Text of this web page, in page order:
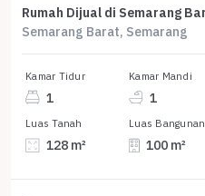
Semarang Barat, Semarang
Kamar Tidur
1
Kamar Mandi
1
Luas Tanah
128 m²
Luas Bangunan
100 m²